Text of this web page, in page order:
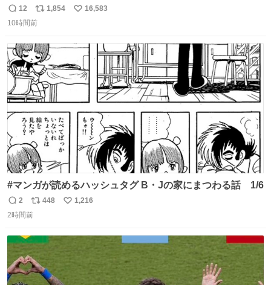
返
信
12
リ
ポ
ト
数
1,854
い
16,583
10時間前
#マンガが読めるハッシュタグ B・Jの家にまつわる話 1/6
返
信
2
リ
ポ
ト
数
448
い
1,216
2時間前